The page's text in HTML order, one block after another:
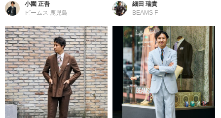
小園 正吾
ビームス 鹿児島
細田 瑞貴
BEAMS F